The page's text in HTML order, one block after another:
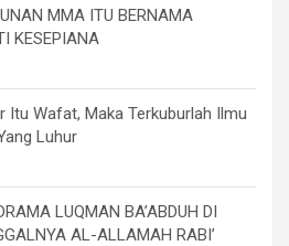
MMA ITU BERNAMA
KESEPIANA
Itu Wafat, Maka Terkuburlah Ilmu
Luhur
LUQMAN BA’ABDUH DI
AL-ALLAMAH RABI’